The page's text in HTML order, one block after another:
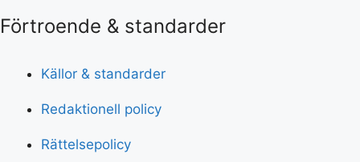
Förtroende & standarder
Källor & standarder
Redaktionell policy
Rättelsepolicy